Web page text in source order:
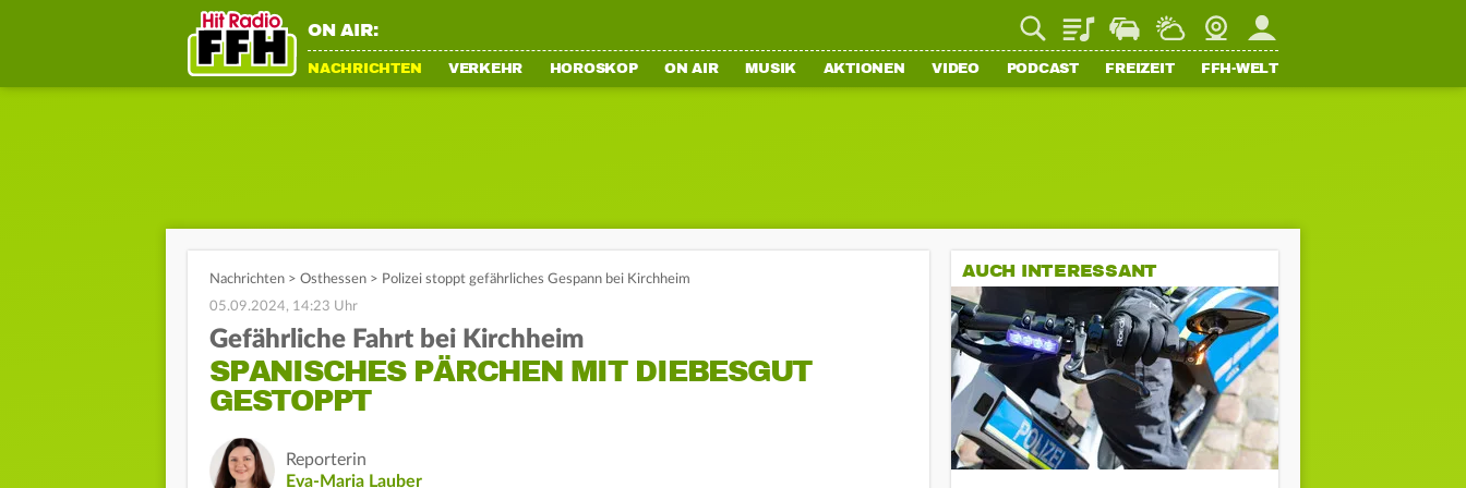
ON AIR: PlaylistStaupilotWetterWebcamMein FFH
NACHRICHTEN VERKEHR HOROSKOP ON AIR MUSIK AKTIONEN VIDEO PODCAST FREIZEIT FFH-WELT
Nachrichten > Osthessen > Polizei stoppt gefährliches Gespann bei Kirchheim
05.09.2024, 14:23 Uhr
Gefährliche Fahrt bei Kirchheim
SPANISCHES PÄRCHEN MIT DIEBESGUT
GESTOPPT
Reporterin
Eva-Maria Lauber
AUCH INTERESSANT